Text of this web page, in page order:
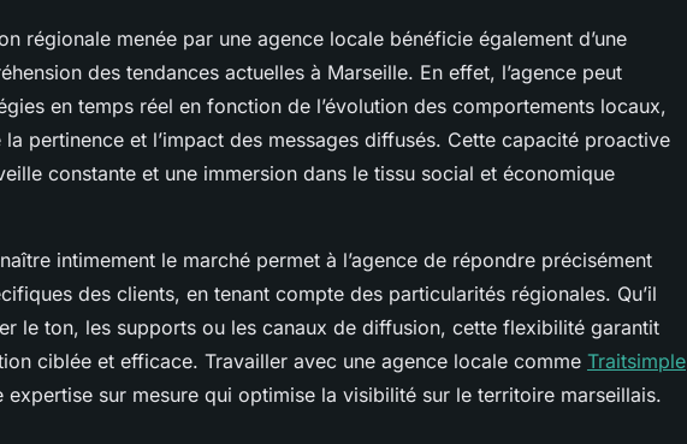
régionale menée par une agence locale bénéficie également d’une
des tendances actuelles à Marseille. En effet, l’agence peut
en temps réel en fonction de l’évolution des comportements locaux,
pertinence et l’impact des messages diffusés. Cette capacité proactive
constante et une immersion dans le tissu social et économique
intimement le marché permet à l’agence de répondre précisément
des clients, en tenant compte des particularités régionales. Qu’il
le ton, les supports ou les canaux de diffusion, cette flexibilité garantit
ciblée et efficace. Travailler avec une agence locale comme Traitsimple
expertise sur mesure qui optimise la visibilité sur le territoire marseillais.